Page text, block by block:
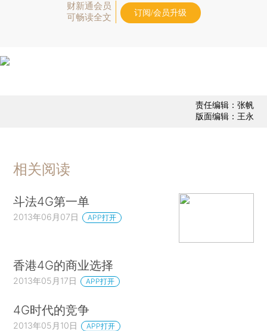
财新通会员
可畅读全文
订阅/会员升级
责任编辑：张帆
版面编辑：王永
相关阅读
斗法4G第一单
2013年06月07日 APP打开
香港4G的商业选择
2013年05月17日 APP打开
4G时代的竞争
2013年05月10日 APP打开